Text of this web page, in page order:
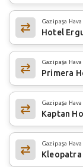
Gazipaşa
Hotel
Gazipaşa
Primera
Gazipaşa
Kaptan
Gazipaşa
Kleopatra